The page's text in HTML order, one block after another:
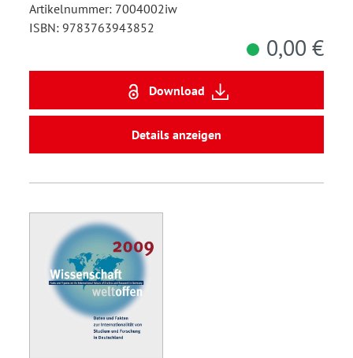
Artikelnummer: 7004002iw
ISBN: 9783763943852
0,00 €
Download
Details anzeigen